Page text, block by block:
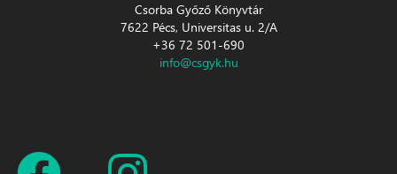
Csorba Győző Könyvtár
7622 Pécs, Universitas u. 2/A
+36 72 501-690
info@csgyk.hu